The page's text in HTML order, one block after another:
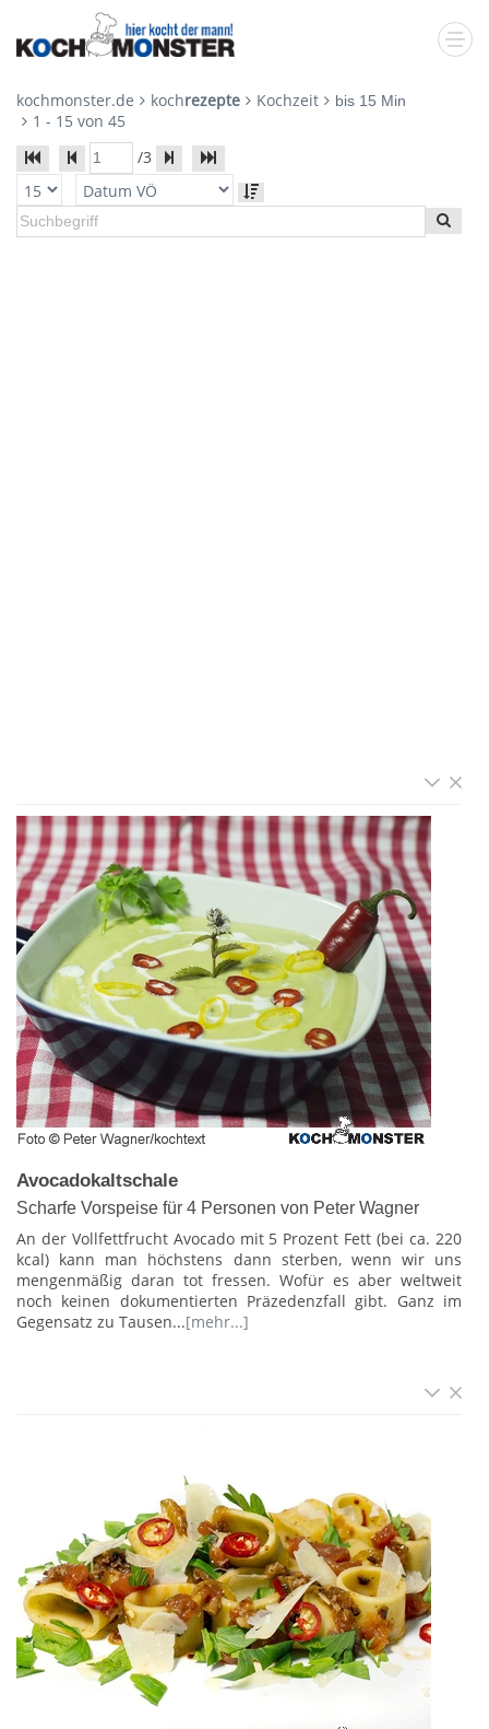
kochmonster.de kochrezepte Kochzeit bis 15 Min
1 - 15 von 45
/3
Avocadokaltschale
Scharfe Vorspeise für 4 Personen von Peter Wagner
An der Vollfettfrucht Avocado mit 5 Prozent Fett (bei ca. 220
kcal) kann man höchstens dann sterben, wenn wir uns
mengenmäßig daran tot fressen. Wofür es aber weltweit
noch keinen dokumentierten Präzedenzfall gibt. Ganz im
Gegensatz zu Tausen...[mehr...]